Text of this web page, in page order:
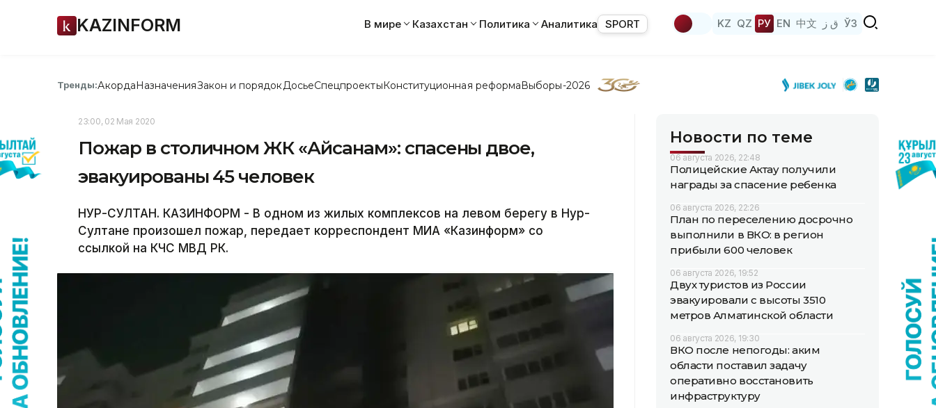
KAZINFORM В мире Казахстан Политика Аналитика SPORT KZ QZ РУ EN 中文 ق ز ЎЗ
Тренды:АкордаНазначенияЗакон и порядок ДосьеСпецпроектыКонституционная реформаВыборы-2026
23:00, 02 Мая 2020
Пожар в столичном ЖК «Айсанам»: спасены двое,
эвакуированы 45 человек
НУР-СУЛТАН. КАЗИНФОРМ - В одном из жилых комплексов на левом берегу в Нур-
Султане произошел пожар, передает корреспондент МИА «Казинформ» со
ссылкой на КЧС МВД РК.
Новости по теме
06 августа 2026, 22:48
Полицейские Актау получили
награды за спасение ребенка
06 августа 2026, 22:26
План по переселению досрочно
выполнили в ВКО: в регион
прибыли 600 человек
06 августа 2026, 19:52
Двух туристов из России
эвакуировали с высоты 3510
метров Алматинской области
06 августа 2026, 19:30
ВКО после непогоды: аким
области поставил задачу
оперативно восстановить
инфраструктуру